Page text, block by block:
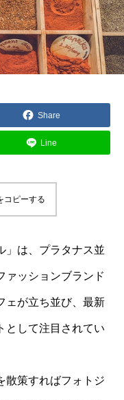
Share
Line
コピーする
」は、プラタナス並
ァッションブランド
ェが立ち並び、最新
として注目されてい
散策すればフォトジ